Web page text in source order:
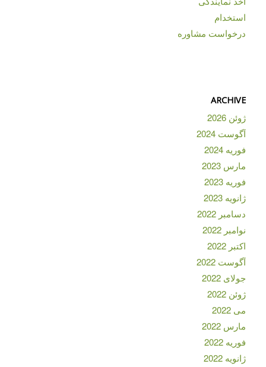
استخدام
درخواست مشاوره
ARCHIVE
ژوئن 2026
آگوست 2024
فوریه 2024
مارس 2023
فوریه 2023
ژانویه 2023
دسامبر 2022
نوامبر 2022
اکتبر 2022
آگوست 2022
جولای 2022
ژوئن 2022
می 2022
مارس 2022
فوریه 2022
ژانویه 2022